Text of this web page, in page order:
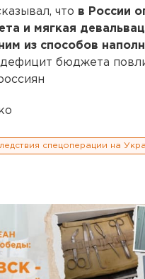
что в России
и мягкая
из способов
бюджета
спецоперации на